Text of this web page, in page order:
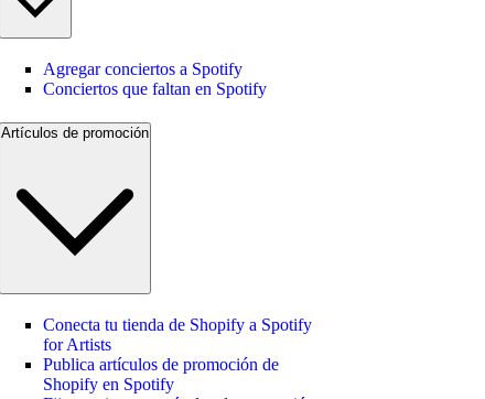
Agregar conciertos a Spotify
Conciertos que faltan en Spotify
Artículos de promoción
Conecta tu tienda de Shopify a Spotify
for Artists
Publica artículos de promoción de
Shopify en Spotify